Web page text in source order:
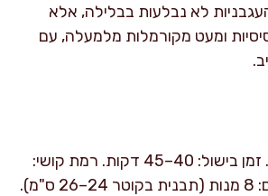
לא נבלעות בבלילה, אלא
ומעט מקורמלות מלמעלה, עם
זמן הכנה: 15 דקות. זמן בישול: 40–45 דקות. רמת קושי: